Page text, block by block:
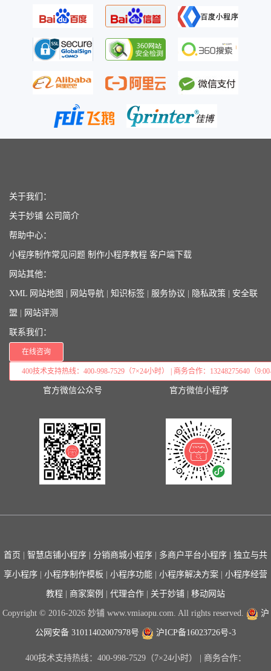
关于我们：
关于妙铺 公司简介
帮助中心：
小程序制作常见问题 制作小程序教程 客户端下载
网站其他：
XML 网站地图 网站导航 知识标签 服务协议 隐私政策 安全联
盟 网站评测
联系我们：
在线咨询
400技术支持热线：400-998-7529（7×24小时） | 商务合作：13248275640（
官方微信公众号 官方微信小程序
首页 智慧店铺小程序 分销商城小程序 多商户平台小程序 独立与共
享小程序 小程序制作模板 小程序功能 小程序解决方案 小程序经营
教程 商家案例 代理合作 关于妙铺 移动网站
Copyright © 2016-2026 妙铺 www.vmiaopu.com. All rights reserved. 沪
公网安备 31011402007978号 沪ICP备16023726号-3
400技术支持热线：400-998-7529（7×24小时） | 商务合作：